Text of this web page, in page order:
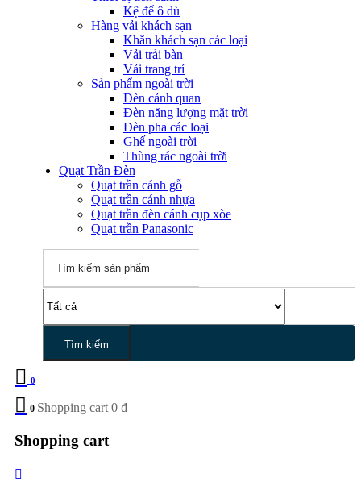
Kệ để ô dù
Hàng vải khách sạn
Khăn khách sạn các loại
Vải trải bàn
Vải trang trí
Sản phẩm ngoài trời
Đèn cảnh quan
Đèn năng lượng mặt trời
Đèn pha các loại
Ghế ngoài trời
Thùng rác ngoài trời
Quạt Trần Đèn
Quạt trần cánh gỗ
Quạt trần cánh nhựa
Quạt trần đèn cánh cụp xòe
Quạt trần Panasonic
Tìm kiếm
0
0 Shopping cart 0 ₫
Shopping cart